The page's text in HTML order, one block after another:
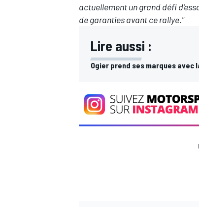
actuellement un grand défi
de garanties avant ce rallye."
Lire aussi :
Ogier prend ses marques avec